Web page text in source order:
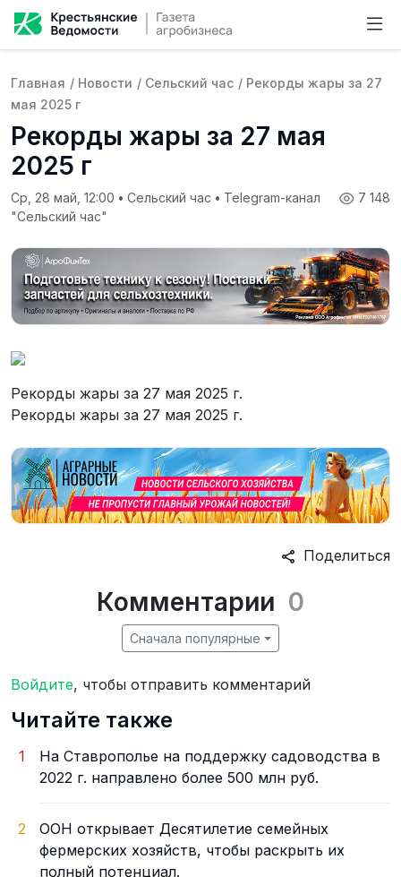
Главная / Новости / Сельский час / Рекорды жары за 27
мая 2025 г
Рекорды жары за 27 мая
2025 г
7 148
Ср, 28 май, 12:00 • Сельский час • Telegram-канал
"Сельский час"
Рекорды жары за 27 мая 2025 г.
Рекорды жары за 27 мая 2025 г.
Поделиться
Комментарии 0
Сначала популярные
Войдите, чтобы отправить комментарий
Читайте также
1
На Ставрополье на поддержку садоводства в
2022 г. направлено более 500 млн руб.
2
ООН открывает Десятилетие семейных
фермерских хозяйств, чтобы раскрыть их
полный потенциал.